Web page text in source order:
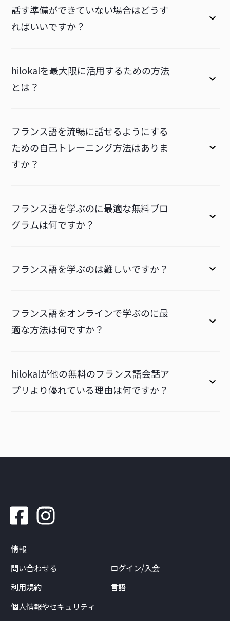
話す準備ができていない場合はどうす
ればいいですか？
hilokalを最大限に活用するための方法
とは？
フランス語を流暢に話せるようにする
ための自己トレーニング方法はありま
すか？
フランス語を学ぶのに最適な無料プロ
グラムは何ですか？
フランス語を学ぶのは難しいですか？
フランス語をオンラインで学ぶのに最
適な方法は何ですか？
hilokalが他の無料のフランス語会話ア
プリより優れている理由は何ですか？
情報
問い合わせる
利用規約
個人情報やセキュリティ
ログイン/入会
言語